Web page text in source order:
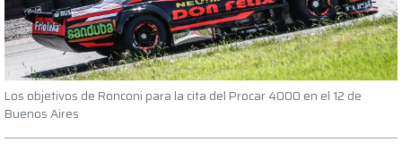
Los objetivos de Ronconi para la cita del Procar 4000 en el 12 de
Buenos Aires